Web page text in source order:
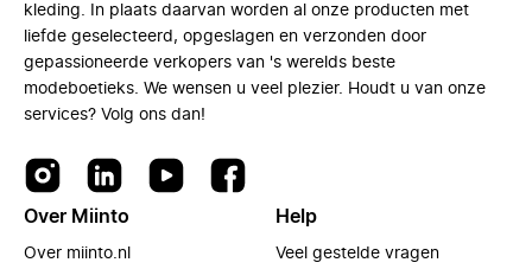
kleding. In plaats daarvan worden al onze producten met
liefde geselecteerd, opgeslagen en verzonden door
gepassioneerde verkopers van 's werelds beste
modeboetieks. We wensen u veel plezier. Houdt u van onze
services? Volg ons dan!
Over Miinto
Over miinto.nl
Help
Veel gestelde vragen